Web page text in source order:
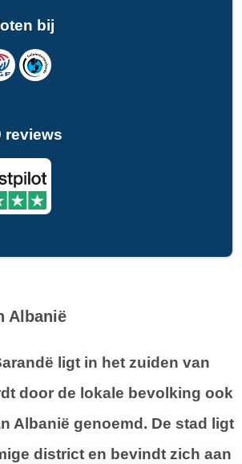
bij
reviews
Albanië
ligt in het zuiden van
door de lokale bevolking ook
Albanië genoemd. De stad ligt
district en bevindt zich aan